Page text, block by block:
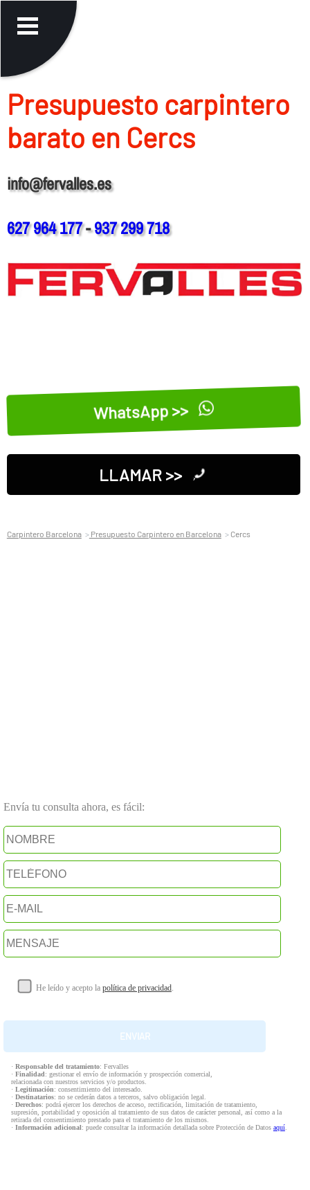
Presupuesto carpintero
barato en Cercs
info@fervalles.es
627 964 177-937 299 718
WhatsApp >>
LLAMAR >>
Carpintero Barcelona Presupuesto Carpintero en Barcelona Cercs
Envía tu consulta ahora, es fácil:
He leído y acepto la política de privacidad.
· Responsable del tratamiento: Fervalles
· Finalidad: gestionar el envío de información y prospección comercial,
relacionada con nuestros servicios y/o productos.
· Legitimación: consentimiento del interesado.
· Destinatarios: no se cederán datos a terceros, salvo obligación legal.
· Derechos: podrá ejercer los derechos de acceso, rectificación, limitación de tratamiento,
supresión, portabilidad y oposición al tratamiento de sus datos de carácter personal, así como a la
retirada del consentimiento prestado para el tratamiento de los mismos.
· Información adicional: puede consultar la información detallada sobre Protección de Datos aquí.